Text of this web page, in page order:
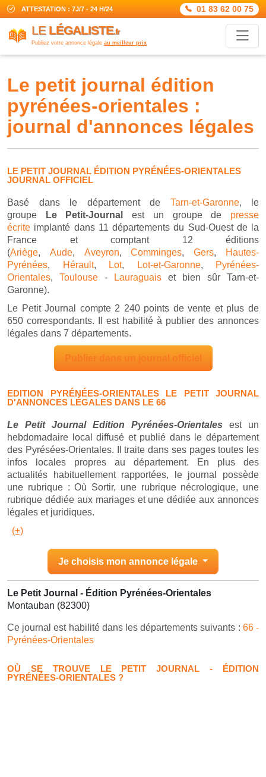
ATTESTATION : 7J/7 - 24 H/24 01 83 62 00 75
LE LÉGALISTE.fr
Publiez votre annonce légale au meilleur prix
le petit journal édition
pyrénées-orientales :
journal d'annonces légales
LE PETIT JOURNAL ÉDITION PYRÉNÉES-ORIENTALES
JOURNAL OFFICIEL
Basé dans le département de Tarn-et-Garonne, le
groupe
Le Petit-Journal est un groupe de presse
écrite implanté dans 11 départements du Sud-Ouest de la
France et comptant 12 éditions
(Ariège, Aude, Aveyron,Comminges,Gers,
Hautes-
Pyrénées, Hérault, Lot, Lot-et-Garonne,
Pyrénées-
Orientales, Toulouse - Lauraguais et bien sûr Tarn-et-
Garonne).
Le Petit Journal compte 2 240 points de vente et plus de
650 correspondants. Il est habilité à publier des annonces
légales dans 7 départements.
Publier dans un journal officiel
EDITION PYRÉNÉES-ORIENTALES LE PETIT JOURNAL
D'ANNONCES LÉGALES DANS LE 66
Le PetitJournal Edition Pyrénées-Orientales est un
hebdomadaire local diffusé et publié dans le département
des Pyrésées-Orientales. Il traite dans ses pages toutes les
infos locales propres au département. En plus des
actualités habituellement rapportées, le journal possède
une rubrique : Où Sortir, une rubrique nécrologique, une
rubrique dédiée aux mariages et une dédiée aux annonces
légales et juridiques.
(+)
Je choisis mon annonce légale
Le Petit Journal - Édition Pyrénées-Orientales
Montauban (82300)
Ce journal est habilité dans les départements suivants : 66 -
Pyrénées-Orientales
OÙ SE TROUVE LE PETIT JOURNAL - ÉDITION
PYRÉNÉES-ORIENTALES ?